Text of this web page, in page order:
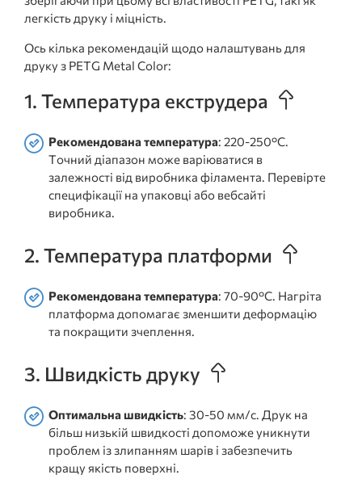
легкість друку і міцність.
Ось кілька рекомендацій щодо налаштувань для
друку з PETG Metal Color:
1. Температура екструдера
Рекомендована температура: 220-250°C.
Точний діапазон може варіюватися в
залежності від виробника філамента. Перевірте
специфікації на упаковці або вебсайті
виробника.
2. Температура платформи
Рекомендована температура: 70-90°C. Нагріта
платформа допомагає зменшити деформацію
та покращити зчеплення.
3. Швидкість друку
Оптимальна швидкість: 30-50 мм/с. Друк на
більш низькій швидкості допоможе уникнути
проблем із злипанням шарів і забезпечить
кращу якість поверхні.